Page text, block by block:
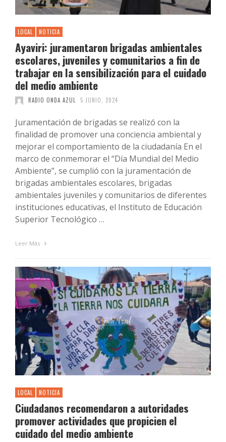
LOCAL NOTICIA
Ayaviri: juramentaron brigadas ambientales
escolares, juveniles y comunitarios a fin de
trabajar en la sensibilización para el cuidado
del medio ambiente
RADIO ONDA AZUL 5 JUNIO, 2024
Juramentación de brigadas se realizó con la
finalidad de promover una conciencia ambiental y
mejorar el comportamiento de la ciudadanía En el
marco de conmemorar el “Día Mundial del Medio
Ambiente”, se cumplió con la juramentación de
brigadas ambientales escolares, brigadas
ambientales juveniles y comunitarios de diferentes
instituciones educativas, el Instituto de Educación
Superior Tecnológico …
Leer Más
LOCAL NOTICIA
Ciudadanos recomendaron a autoridades
promover actividades que propicien el
cuidado del medio ambiente